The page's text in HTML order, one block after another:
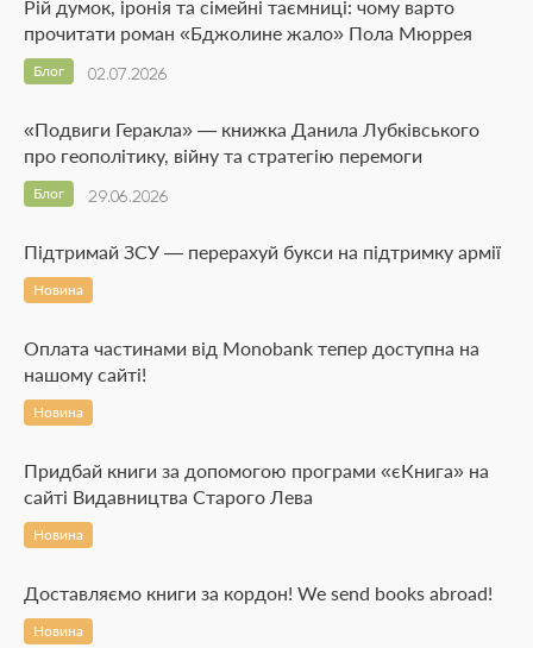
Рій думок, іронія та сімейні таємниці: чому варто
прочитати роман «Бджолине жало» Пола Мюррея
02.07.2026
Блог
«Подвиги Геракла» — книжка Данила Лубківського
про геополітику, війну та стратегію перемоги
29.06.2026
Блог
Підтримай ЗСУ — перерахуй букси на підтримку армії
Новина
Оплата частинами від Monobank тепер доступна на
нашому сайті!
Новина
Придбай книги за допомогою програми «єКнига» на
сайті Видавництва Старого Лева
Новина
Доставляємо книги за кордон! We send books abroad!
Новина